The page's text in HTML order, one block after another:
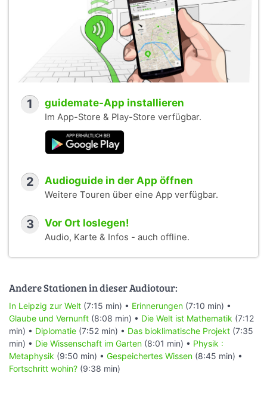
1 guidemate-App installieren
Im App-Store & Play-Store verfügbar.
2 Audioguide in der App öffnen
Weitere Touren über eine App verfügbar.
3 Vor Ort loslegen!
Audio, Karte & Infos - auch offline.
Andere Stationen in dieser Audiotour:
In Leipzig zur Welt (7:15 min) • Erinnerungen (7:10 min) •
Glaube und Vernunft (8:08 min) • Die Welt ist Mathematik (7:12
min) • Diplomatie (7:52 min) • Das bioklimatische Projekt (7:35
min) • Die Wissenschaft im Garten (8:01 min) • Physik :
Metaphysik (9:50 min) • Gespeichertes Wissen (8:45 min) •
Fortschritt wohin? (9:38 min)